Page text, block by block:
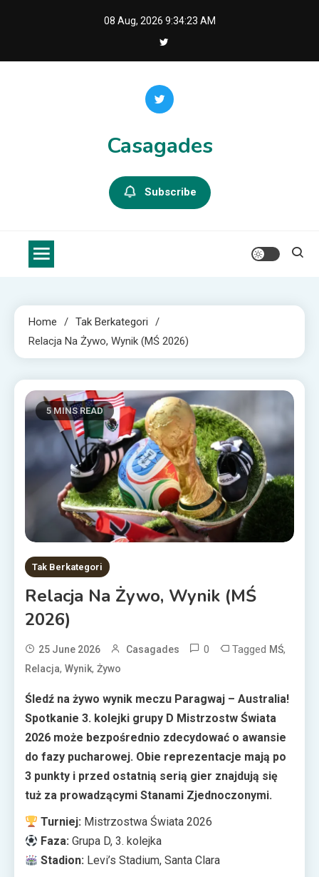
08 Aug, 2026 9:34:24 AM
Casagades
Subscribe
Home
Tak Berkategori
Relacja Na Żywo, Wynik (MŚ 2026)
5 MINS READ
Tak Berkategori
Relacja Na Żywo, Wynik (MŚ
2026)
25 June 2026 Casagades 0 Tagged MŚ,
Relacja, Wynik, Żywo
Śledź na żywo wynik meczu Paragwaj – Australia!
Spotkanie 3. kolejki grupy D Mistrzostw Świata
2026 może bezpośrednio zdecydować o awansie
do fazy pucharowej. Obie reprezentacje mają po
3 punkty i przed ostatnią serią gier znajdują się
tuż za prowadzącymi Stanami Zjednoczonymi.
Turniej: Mistrzostwa Świata 2026
Faza: Grupa D, 3. kolejka
Stadion: Levi’s Stadium, Santa Clara